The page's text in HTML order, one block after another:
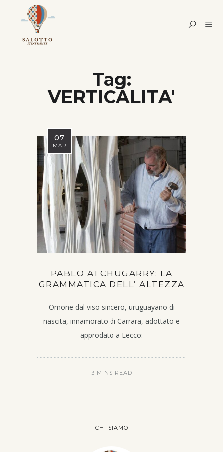
Tag:
VERTICALITA'
07
MAR
PABLO ATCHUGARRY: LA
GRAMMATICA DELL’ ALTEZZA
Omone dal viso sincero, uruguayano di
nascita, innamorato di Carrara, adottato e
approdato a Lecco:
3 MINS READ
CHI SIAMO